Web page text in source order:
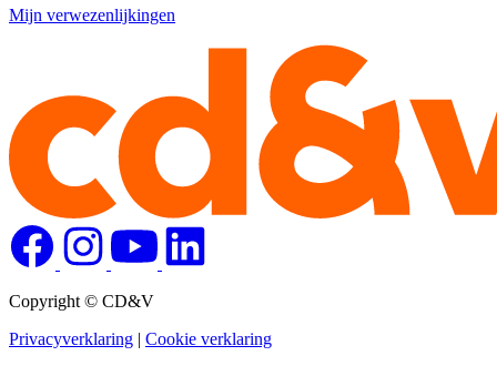
Mijn verwezenlijkingen
Copyright © CD&V
Privacyverklaring | Cookie verklaring